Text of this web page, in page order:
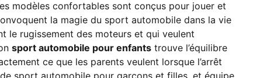
modèles confortables sont conçus pour jouer et
la magie du sport automobile dans la vie
le rugissement des moteurs et qui veulent
sport automobile pour enfants trouve l’équilibre
ce que les parents veulent lorsque l’arrêt
sport automobile pour garçons et filles, et équipe